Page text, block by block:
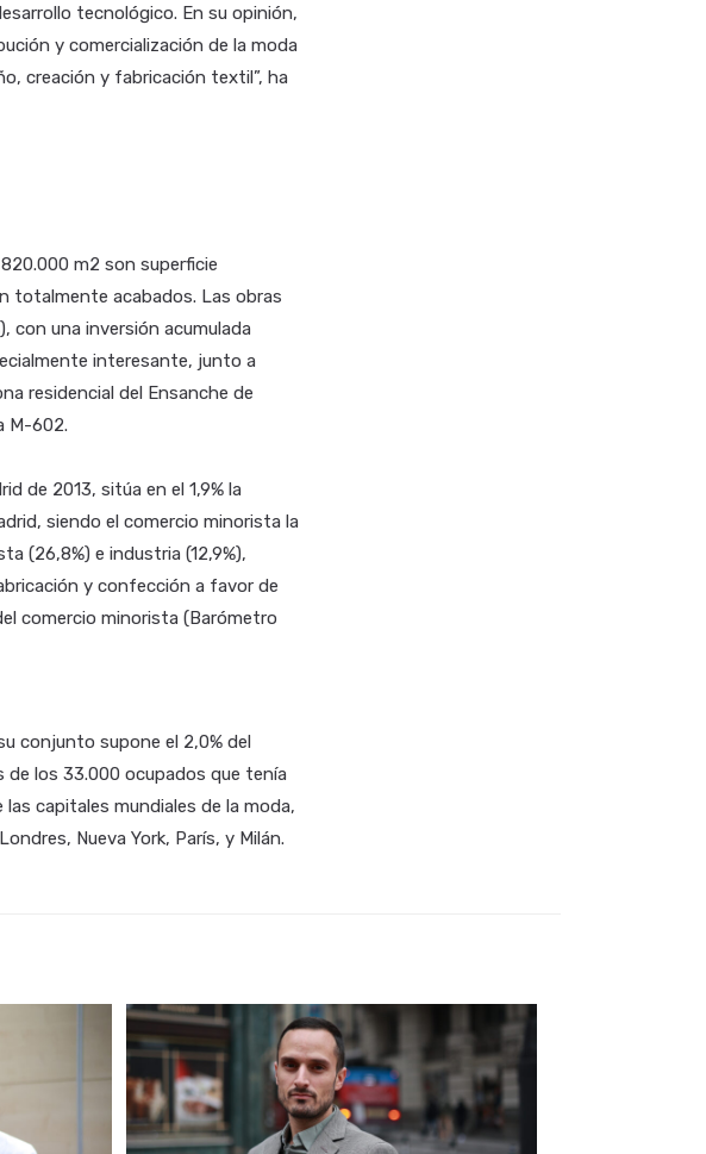
tecnológico. En su opinión,
y comercialización de la moda
creación y fabricación textil”, ha
m2 son superficie
totalmente acabados. Las obras
con una inversión acumulada
interesante, junto a
residencial del Ensanche de
M-602.
de 2013, sitúa en el 1,9% la
siendo el comercio minorista la
(26,8%) e industria (12,9%),
y confección a favor de
comercio minorista (Barómetro
conjunto supone el 2,0% del
de los 33.000 ocupados que tenía
capitales mundiales de la moda,
Nueva York, París, y Milán.